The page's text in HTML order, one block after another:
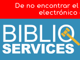
De no encontrar
electrónico